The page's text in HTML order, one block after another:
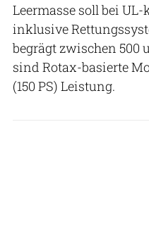
Leermasse soll bei
inklusive
begrägt zwischen 500
sind Rotax-basierte
(150 PS) Leistung.